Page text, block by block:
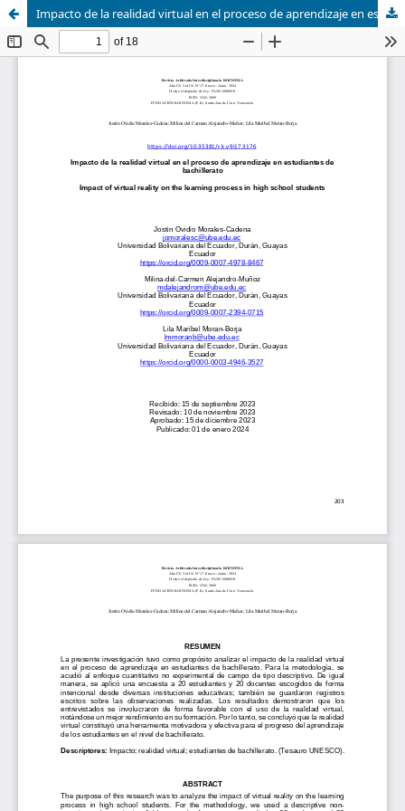
Impacto de la realidad virtual en el proceso de aprendizaje en estudiantes de bachillerato